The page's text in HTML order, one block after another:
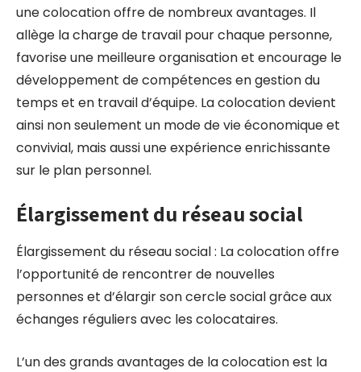
une colocation offre de nombreux avantages. Il
allège la charge de travail pour chaque personne,
favorise une meilleure organisation et encourage le
développement de compétences en gestion du
temps et en travail d’équipe. La colocation devient
ainsi non seulement un mode de vie économique et
convivial, mais aussi une expérience enrichissante
sur le plan personnel.
Élargissement du réseau social
Élargissement du réseau social : La colocation offre
l’opportunité de rencontrer de nouvelles
personnes et d’élargir son cercle social grâce aux
échanges réguliers avec les colocataires.
L’un des grands avantages de la colocation est la